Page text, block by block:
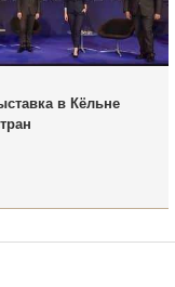
в Кёльне